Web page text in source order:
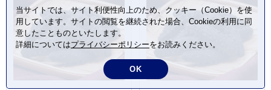
当サイトでは、サイト利便性向上のため、クッキー（Cookie）を使
用しています。サイトの閲覧を継続された場合、Cookieの利用に同
意したことものといたします。
詳細についてはプライバシーポリシーをお読みください。
OK